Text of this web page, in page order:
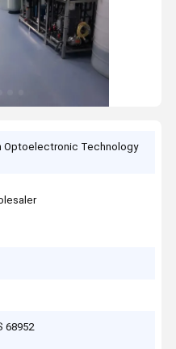
Optoelectronic Technology
68952